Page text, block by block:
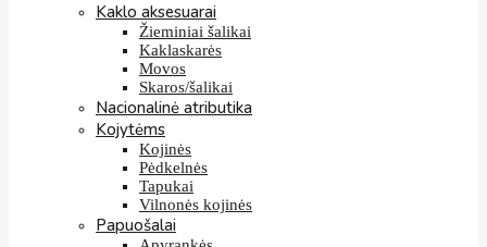
Kaklo aksesuarai
Žieminiai šalikai
Kaklaskarės
Movos
Skaros/šalikai
Nacionalinė atributika
Kojytėms
Kojinės
Pėdkelnės
Tapukai
Vilnonės kojinės
Papuošalai